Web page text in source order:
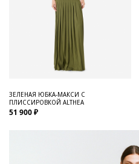
ЗЕЛЕНАЯ ЮБКА-МАКСИ С
ПЛИССИРОВКОЙ ALTHEA
51 900 ₽